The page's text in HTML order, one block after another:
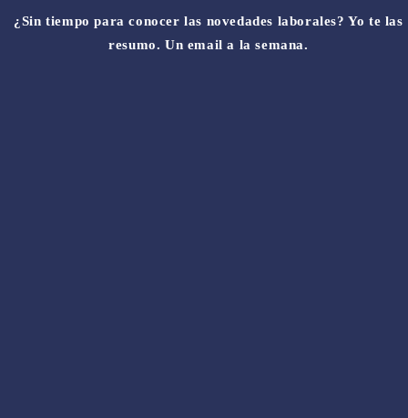
¿Sin tiempo para conocer las novedades laborales? Yo te las
resumo. Un email a la semana.